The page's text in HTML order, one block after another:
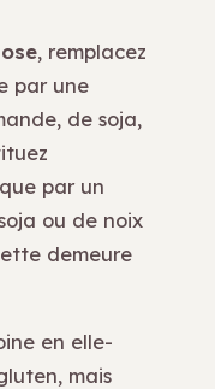
, remplacez
par une
de soja,
par un
ou de noix
demeure
en elle-
mais